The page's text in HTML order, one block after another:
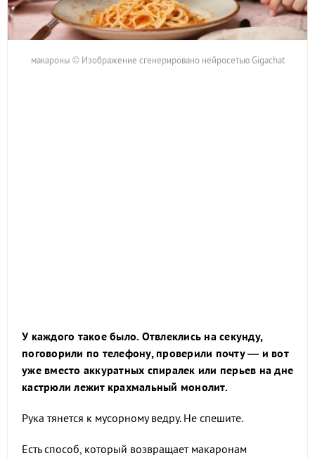
макароны © Изображение сгенерировано нейросетью Gigachat
У каждого такое было. Отвлеклись на секунду,
поговорили по телефону, проверили почту — и вот
уже вместо аккуратных спиралек или перьев на дне
кастрюли лежит крахмальный монолит.
Рука тянется к мусорному ведру. Не спешите.
Есть способ, который возвращает макаронам